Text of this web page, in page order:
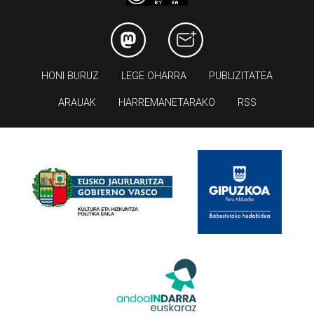
HONI BURUZ LEGE OHARRA PUBLIZITATEA
ARAUAK HARREMANETARAKO RSS